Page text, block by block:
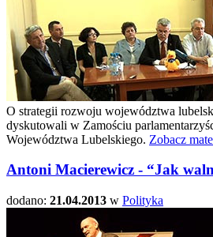
O strategii rozwoju województwa
dyskutowali w Zamościu
Województwa Lubelskiego. Zobacz
Antoni Macierewicz - “Jak
dodano: 21.04.2013 w Polityka